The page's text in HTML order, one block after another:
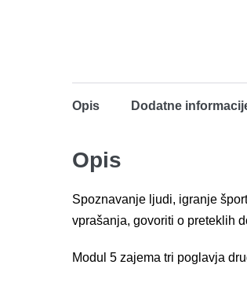
Opis Dodatne
Opis
Spoznavanje ljudi, igranje
vprašanja, govoriti o preteklih
Modul 5 zajema tri poglavja